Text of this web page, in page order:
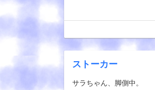
ストーカー
サラちゃん、脚側中。